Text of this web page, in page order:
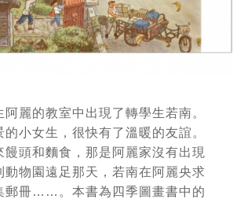
麗的教室中出現了轉學生若南。
小女生，很快有了溫暖的友誼。
饅頭和麵食，那是阿麗家沒有出現
動物園遠足那天，若南在阿麗央求
郵冊……。本書為四季圖畫書中的